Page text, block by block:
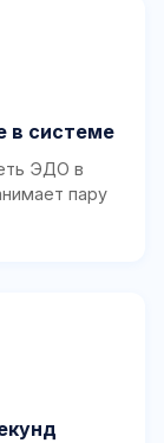
в системе
ЭДО в
пару